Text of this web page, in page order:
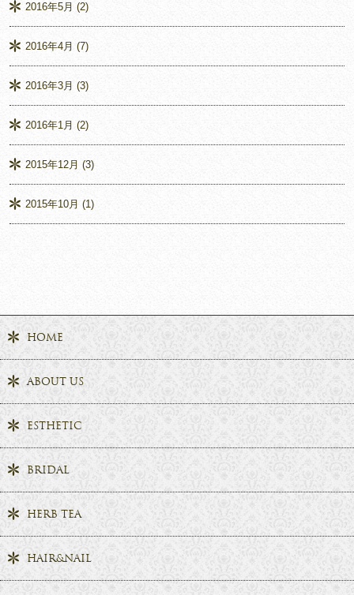
2016年5月 (2)
2016年4月 (7)
2016年3月 (3)
2016年1月 (2)
2015年12月 (3)
2015年10月 (1)
HOME
ABOUT US
ESTHETIC
BRIDAL
HERB TEA
HAIR&NAIL